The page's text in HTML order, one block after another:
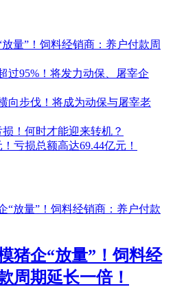
量”！饲料经销商：养户付款周
过95%！将发力动保、屠宰企
向步伐！将成为动保与屠宰老
！何时才能迎来转机？
亏损总额高达69.44亿元！
猪企“放量”！饲料经
周期延长一倍！